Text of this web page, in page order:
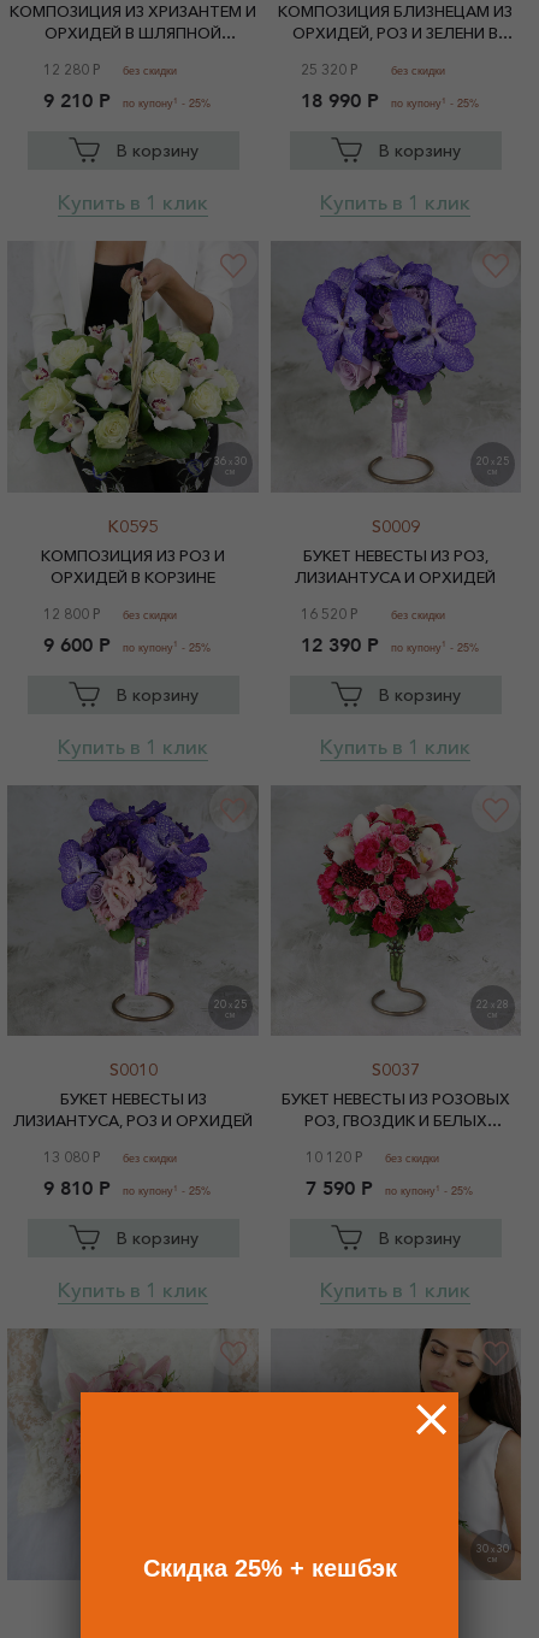
КОМПОЗИЦИЯ ИЗ ХРИЗАНТЕМ И
ОРХИДЕЙ В ШЛЯПНОЙ
12 280 Р без скидки
9 210 Р по купону 1 - 25%
В корзину
Купить в 1 клик
КОМПОЗИЦИЯ БЛИЗНЕЦАМ ИЗ
ОРХИДЕЙ, РОЗ И ЗЕЛЕНИ В
25 320 Р без скидки
18 990 Р по купону 1 - 25%
В корзину
Купить в 1 клик
36 X30
СМ
K0595
КОМПОЗИЦИЯ ИЗ РОЗ И
ОРХИДЕЙ В КОРЗИНЕ
12 800 Р без скидки
9 600 Р по купону 1 - 25%
В корзину
Купить в 1 клик
20 X25
СМ
S0009
БУКЕТ НЕВЕСТЫ ИЗ РОЗ,
ЛИЗИАНТУСА И ОРХИДЕЙ
16 520 Р без скидки
12 390 Р по купону 1 - 25%
В корзину
Купить в 1 клик
20 X25
СМ
S0010
БУКЕТ НЕВЕСТЫ ИЗ
ЛИЗИАНТУСА, РОЗ И ОРХИДЕЙ
13 080 Р без скидки
9 810 Р по купону 1 - 25%
В корзину
Купить в 1 клик
22 X28
СМ
S0037
БУКЕТ НЕВЕСТЫ ИЗ РОЗОВЫХ
РОЗ, ГВОЗДИК И БЕЛЫХ
10 120 Р без скидки
7 590 Р по купону 1 - 25%
В корзину
Купить в 1 клик
30 X30
СМ
Скидка 25% + кешбэк